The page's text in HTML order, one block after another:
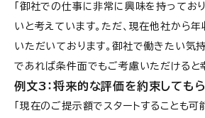
「御社での仕事に非常に興味を持ってお
いと考えています。ただ、現在他社から
いただいております。御社で働きたい気
であれば条件面でもご考慮いただけると幸
例文3：将来的な評価を約束しても
「現在のご提示額でスタートすることも